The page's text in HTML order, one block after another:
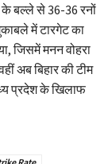
बल्ले से 36-36 रनों
में टारगेट का
जिसमें मनन वोहरा
अब बिहार की टीम
प्रदेश के खिलाफ